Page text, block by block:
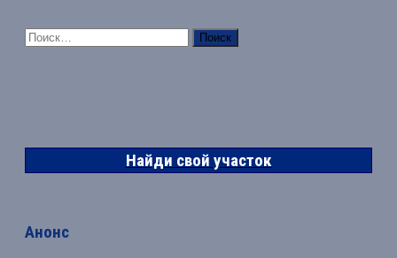
Найти:
Найди свой участок
Анонс